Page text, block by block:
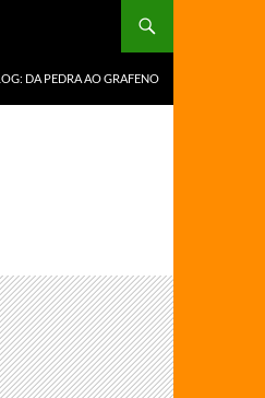
DA PEDRA AO GRAFENO